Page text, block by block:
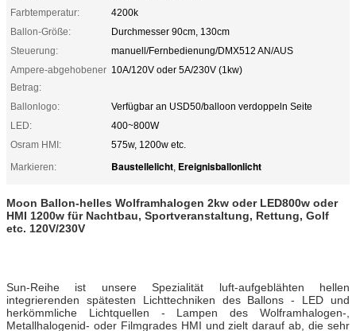
Farbtemperatur:
4200k
Ballon-Größe:
Durchmesser 90cm, 130cm
Steuerung:
manuell/Fernbedienung/DMX512 AN/AUS
Ampere-abgehobener
Betrag:
10A/120V oder 5A/230V (1kw)
Ballonlogo:
Verfügbar an USD50/balloon verdoppeln Seite
LED:
400~800W
Osram HMI:
575w, 1200w etc.
Markieren:
Baustellelicht, Ereignisballonlicht
Moon Ballon-helles Wolframhalogen 2kw oder LED800w oder
HMI 1200w für Nachtbau, Sportveranstaltung, Rettung, Golf
etc. 120V/230V
Sun-Reihe ist unsere Spezialität luft-aufgeblähten hellen
integrierenden spätesten Lichttechniken des Ballons - LED und
herkömmliche Lichtquellen - Lampen des Wolframhalogen-,
Metallhalogenid- oder Filmgrades HMI und zielt darauf ab, die sehr